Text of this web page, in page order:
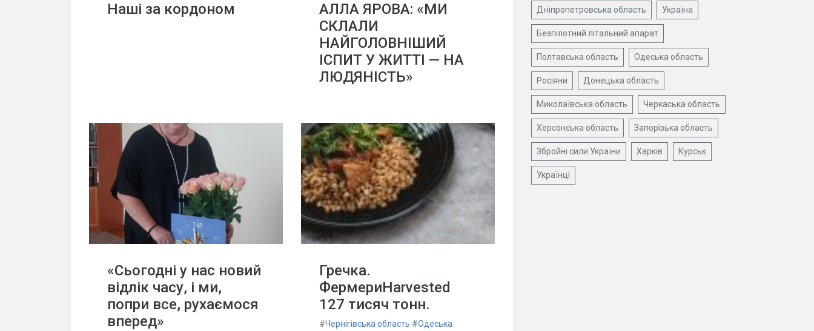
Наші за кордоном
АЛЛА ЯРОВА: «МИ
СКЛАЛИ
НАЙГОЛОВНІШИЙ
ІСПИТ У ЖИТТІ — НА
ЛЮДЯНІСТЬ»
«Сьогодні у нас новий
відлік часу, і ми,
попри все, рухаємося
вперед»
Гречка.
ФермериHarvested
127 тисяч тонн.
#Чернігівська область #Одеська
Дніпропетровська область Україна
Безпілотний літальний апарат
Полтавська область Одеська область
Росіяни Донецька область
Миколаївська область Черкаська область
Херсонська область Запорізька область
Збройні сили України Харків Курськ
Українці